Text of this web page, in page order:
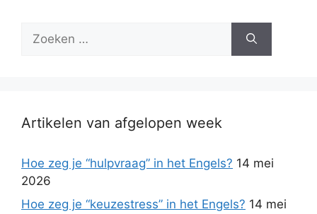
naar:
Artikelen van afgelopen week
Hoe zeg je “hulpvraag” in het Engels? 14 mei
2026
Hoe zeg je “keuzestress” in het Engels? 14 mei